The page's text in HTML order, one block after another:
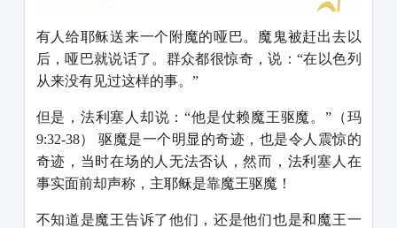
有人给耶稣送来一个附魔的哑巴。魔鬼被赶出去以
后，哑巴就说话了。群众都很惊奇，说：“在以色列
从来没有见过这样的事。”
但是，法利塞人却说：“他是仗赖魔王驱魔。”（玛
9:32-38） 驱魔是一个明显的奇迹，也是令人震惊的
奇迹，当时在场的人无法否认，然而，法利塞人在
事实面前却声称，主耶稣是靠魔王驱魔！
不知道是魔王告诉了他们，还是他们也是和魔王一